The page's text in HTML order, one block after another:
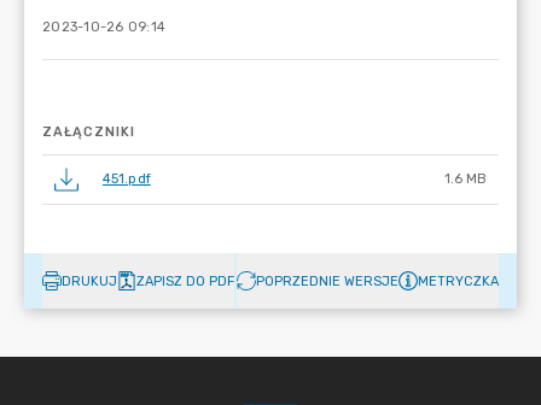
2023-10-26 09:14
ZAŁĄCZNIKI
451.pdf 1.6 MB
DRUKUJ ZAPISZ DO PDF POPRZEDNIE WERSJE METRYCZKA